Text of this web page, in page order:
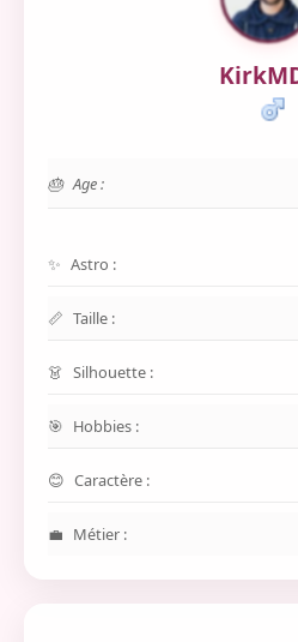
Age :
Astro :
Taille :
Silhouette :
Hobbies :
Caractère :
Métier :